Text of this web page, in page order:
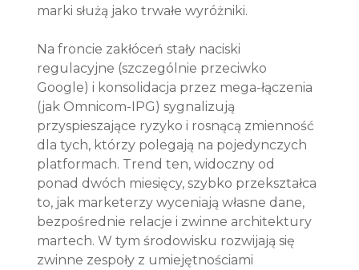
marki służą jako trwałe wyróżniki.
Na froncie zakłóceń stały naciski
regulacyjne (szczególnie przeciwko
Google) i konsolidacja przez mega-łączenia
(jak Omnicom-IPG) sygnalizują
przyspieszające ryzyko i rosnącą zmienność
dla tych, którzy polegają na pojedynczych
platformach. Trend ten, widoczny od
ponad dwóch miesięcy, szybko przekształca
to, jak marketerzy wyceniają własne dane,
bezpośrednie relacje i zwinne architektury
martech. W tym środowisku rozwijają się
zwinne zespoły z umiejętnościami